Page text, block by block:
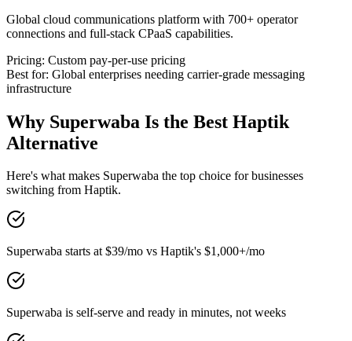
Global cloud communications platform with 700+ operator
connections and full-stack CPaaS capabilities.
Pricing: Custom pay-per-use pricing
Best for: Global enterprises needing carrier-grade messaging
infrastructure
Why Superwaba Is the Best Haptik
Alternative
Here's what makes Superwaba the top choice for businesses
switching from Haptik.
Superwaba starts at $39/mo vs Haptik's $1,000+/mo
Superwaba is self-serve and ready in minutes, not weeks